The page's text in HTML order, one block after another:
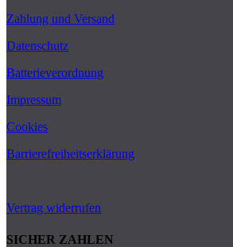
Zahlung und Versand
Datenschutz
Batterieverordnung
Impressum
Cookies
Barrierefreiheitserklärung
Vertrag widerrufen
SICHER ZAHLEN